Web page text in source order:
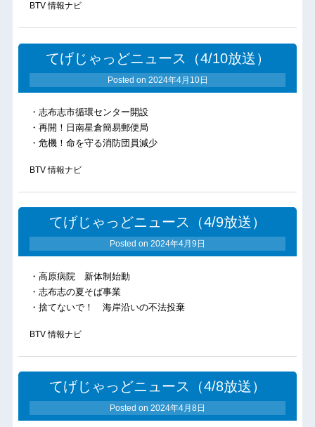
BTV 情報ナビ
てげじゃっどニュース（4/10放送）
Posted on 2024年4月10日
・志布志市循環センター開設
・再開！日南星倉簡易郵便局
・危機！命を守る消防団員減少
BTV 情報ナビ
てげじゃっどニュース（4/9放送）
Posted on 2024年4月9日
・高原病院 新体制始動
・志布志の夏そば事業
・捨てないで！ 海岸沿いの不法投棄
BTV 情報ナビ
てげじゃっどニュース（4/8放送）
Posted on 2024年4月8日